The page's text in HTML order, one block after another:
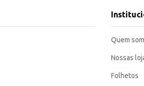
revenda.
um sabor agradável e textura crocante,
Quem
Nossas
Folhetos